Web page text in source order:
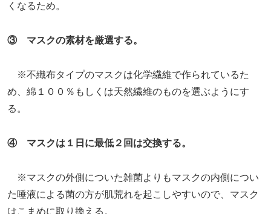
くなるため。
③ マスクの素材を厳選する。
※不織布タイプのマスクは化学繊維で作られているた
め、綿１００％もしくは天然繊維のものを選ぶようにす
る。
④ マスクは１日に最低２回は交換する。
※マスクの外側についた雑菌よりもマスクの内側につい
た唾液による菌の方が肌荒れを起こしやすいので、マスク
はこまめに取り換える。